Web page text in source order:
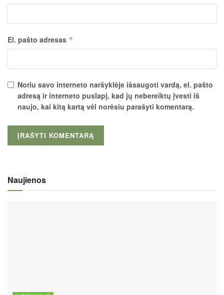
El. pašto adresas *
Noriu savo interneto naršyklėje išsaugoti vardą, el. pašto
adresą ir interneto puslapį, kad jų nebereiktų įvesti iš
naujo, kai kitą kartą vėl norėsiu parašyti komentarą.
Naujienos